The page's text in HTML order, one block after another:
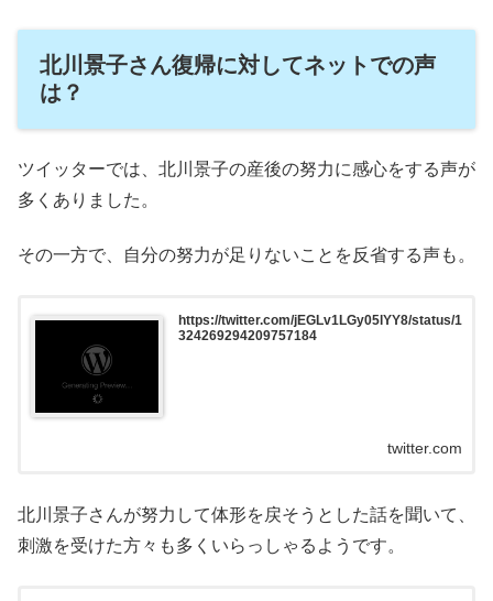
北川景子さん復帰に対してネットでの声
は？
ツイッターでは、北川景子の産後の努力に感心をする声が
多くありました。
その一方で、自分の努力が足りないことを反省する声も。
https://twitter.com/jEGLv1LGy05lYY8/status/1
324269294209757184
twitter.com
北川景子さんが努力して体形を戻そうとした話を聞いて、
刺激を受けた方々も多くいらっしゃるようです。